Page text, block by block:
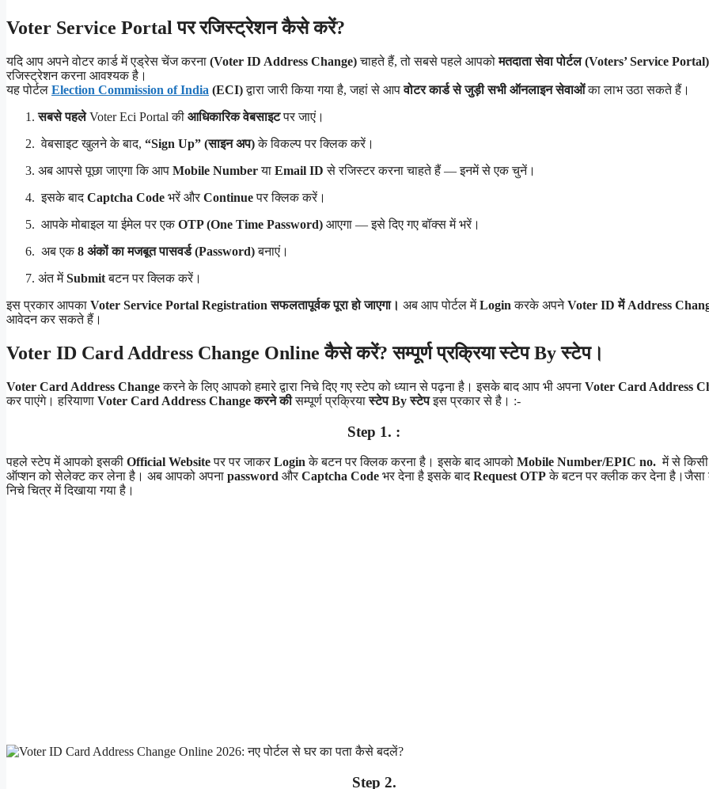
Voter Service Portal पर रजिस्ट्रेशन कैसे करें?
यदि आप अपने वोटर कार्ड में एड्रेस चेंज करना (Voter ID Address Change)चाहते हैं, तो सबसे पहले आपकोमतदाता सेवा पोर्टल (Voters’ Service Portal)
रजिस्ट्रेशन करना आवश्यक है।
यह पोर्टल Election Commission of India (ECI)द्वारा जारी किया गया है, जहां से आपवोटर कार्ड से जुड़ी सभी ऑनलाइन सेवाओंका लाभ उठा सकते हैं।
सबसे पहलेVoter Eci Portal की आधिकारिक वेबसाइटपर जाएं।
वेबसाइट खुलने के बाद, “Sign Up” (साइन अप)के विकल्प पर क्लिक करें।
अब आपसे पूछा जाएगा कि आप Mobile Numberया Email ID से रजिस्टर करना चाहते हैं — इनमें से एक चुनें।
इसके बादCaptcha Code भरें और Continueपर क्लिक करें।
आपके मोबाइल या ईमेल पर एकOTP (One Time Password) आएगा — इसे दिए गए बॉक्स में भरें।
अब एक8 अंकों का मजबूत पासवर्ड (Password)बनाएं।
अंत मेंSubmitबटन पर क्लिक करें।
इस प्रकार आपका Voter Service Portal Registration सफलतापूर्वक पूरा हो जाएगा। अब आप पोर्टल मेंLogin करके अपनेVoter ID में Address
आवेदन कर सकते हैं।
Voter ID Card Address Change Online कैसे करें? सम्पूर्ण प्रक्रिया स्टेप By स्टेप।
Voter Card Address Changeकरने के लिए आपको हमारे द्वारा निचे दिए गए स्टेप को ध्यान से पढ़ना है। इसके बाद आप भी अपना Voter Card Address
कर पाएंगे। हरियाणा Voter Card Address Changeकरने कीसम्पूर्ण प्रक्रियास्टेप By स्टेपइस प्रकार से है। :-
Step 1. :
पहले स्टेप में आपको इसकी Official Websiteपर पर जाकर Login के बटन पर क्लिक करना है। इसके बाद आपको Mobile Number/EPIC no. में से
ऑप्शन को सेलेक्ट कर लेना है। अब आपको अपना password और Captcha Code भर देना है इसके बादRequest OTPके बटन पर क्लीक कर देना है।जैसा
निचे चित्र में दिखाया गया है।
Step 2.